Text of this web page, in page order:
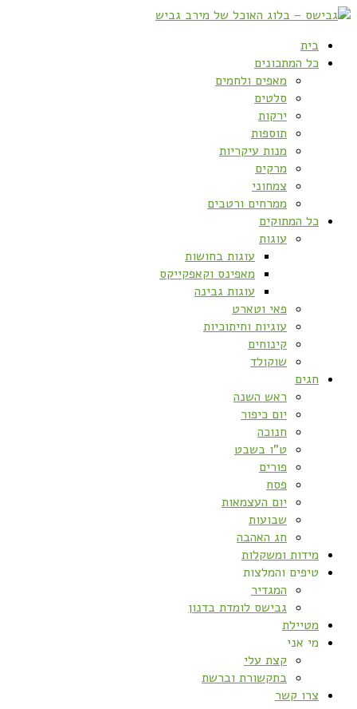
בית
כל המתכונים
מאפים ולחמים
סלטים
ירקות
תוספות
מנות עיקריות
מרקים
צמחוני
ממרחים ורטבים
כל המתוקים
עוגות
עוגות בחושות
מאפינס וקאפקייקס
עוגות גבינה
פאי וטארט
עוגיות וחיתוכיות
קינוחים
שוקולד
חגים
ראש השנה
יום כיפור
חנוכה
ט”ו בשבט
פורים
פסח
יום העצמאות
שבועות
חג האהבה
מידות ומשקלות
טיפים והמלצות
המגדיר
גבישס לומדת בדנון
מטיילת
מי אני
קצת עלי
בתקשורת וברשת
צרו קשר